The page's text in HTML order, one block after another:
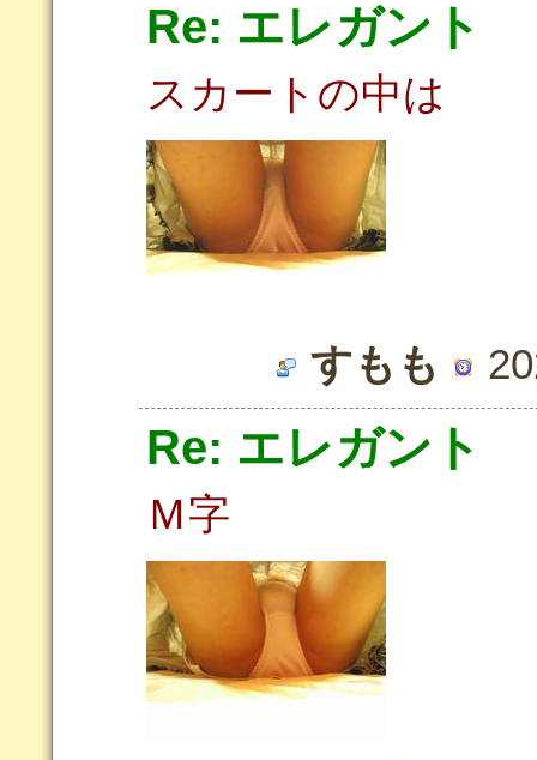
Re: エレガント
スカートの中は
すもも
Re: エレガント
Ｍ字